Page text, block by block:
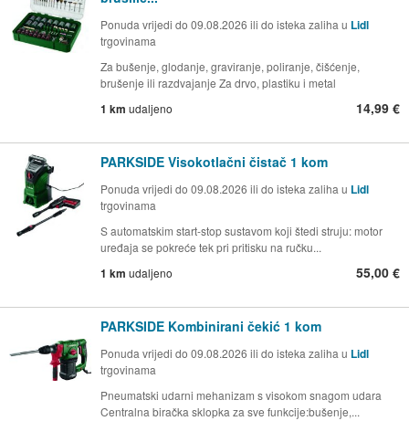
Ponuda vrijedi do 09.08.2026 ili do isteka zaliha u Lidl
trgovinama
Za bušenje, glodanje, graviranje, poliranje, čišćenje,
brušenje ili razdvajanje Za drvo, plastiku i metal
1 km udaljeno 14,99 €
PARKSIDE Visokotlačni čistač 1 kom
Ponuda vrijedi do 09.08.2026 ili do isteka zaliha u Lidl
trgovinama
S automatskim start-stop sustavom koji štedi struju: motor
uređaja se pokreće tek pri pritisku na ručku...
1 km udaljeno 55,00 €
PARKSIDE Kombinirani čekić 1 kom
Ponuda vrijedi do 09.08.2026 ili do isteka zaliha u Lidl
trgovinama
Pneumatski udarni mehanizam s visokom snagom udara
Centralna biračka sklopka za sve funkcije:bušenje,...